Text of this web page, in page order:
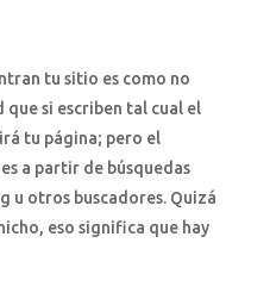
tu sitio es como no
que si escriben tal cual el
tu página; pero el
a partir de búsquedas
u otros buscadores. Quizá
eso significa que hay